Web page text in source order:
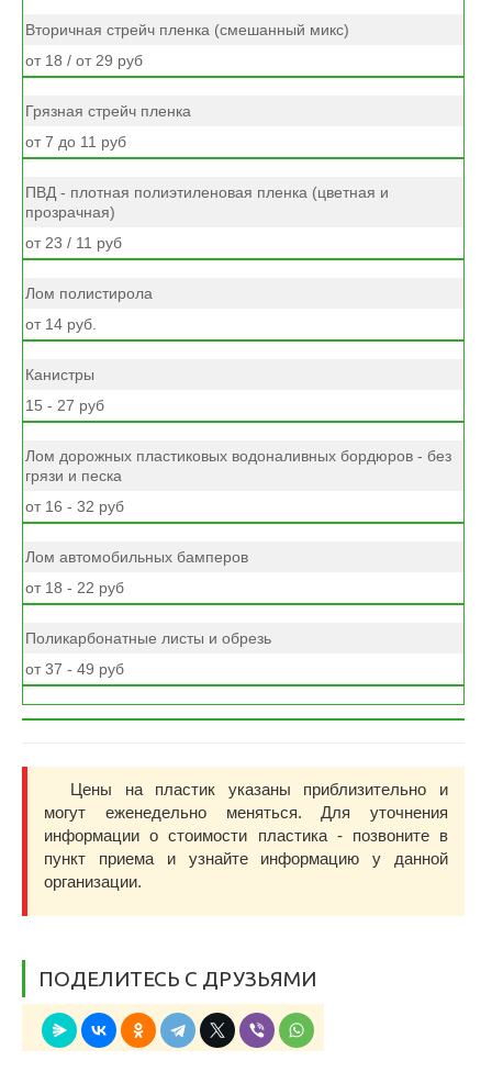
Вторичная стрейч пленка (смешанный микс)
от 18 / от 29 руб
Грязная стрейч пленка
от 7 до 11 руб
ПВД - плотная полиэтиленовая пленка (цветная и
прозрачная)
от 23 / 11 руб
Лом полистирола
от 14 руб.
Канистры
15 - 27 руб
Лом дорожных пластиковых водоналивных бордюров - без
грязи и песка
от 16 - 32 руб
Лом автомобильных бамперов
от 18 - 22 руб
Поликарбонатные листы и обрезь
от 37 - 49 руб
Цены на пластик указаны приблизительно и
могут еженедельно меняться. Для уточнения
информации о стоимости пластика - позвоните в
пункт приема и узнайте информацию у данной
организации.
ПОДЕЛИТЕСЬ С ДРУЗЬЯМИ